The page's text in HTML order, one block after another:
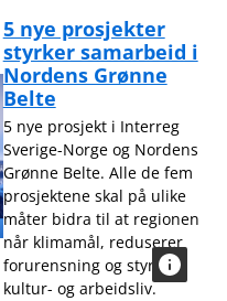
5 nye prosjekter
styrker samarbeid i
Nordens Grønne
Belte
5 nye prosjekt i Interreg
Sverige-Norge og Nordens
Grønne Belte. Alle de fem
prosjektene skal på ulike
måter bidra til at regionen
når klimamål, reduserer
forurensning og styrker
kultur- og arbeidsliv.